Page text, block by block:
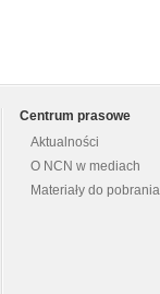
Centrum prasowe
Aktualności
O NCN w mediach
Materiały do pobrania